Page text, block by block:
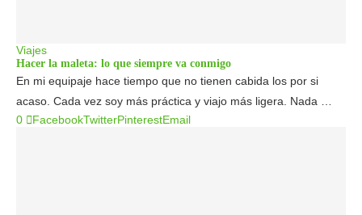
Viajes
Hacer la maleta: lo que siempre va conmigo
En mi equipaje hace tiempo que no tienen cabida los por si
acaso. Cada vez soy más práctica y viajo más ligera. Nada …
0
FacebookTwitterPinterestEmail